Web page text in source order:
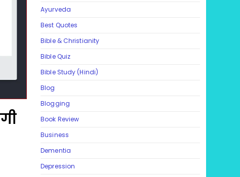
Ayurveda
Best Quotes
Bible & Christianity
Bible Quiz
Bible Study (Hindi)
Blog
Blogging
Book Review
Business
Dementia
Depression